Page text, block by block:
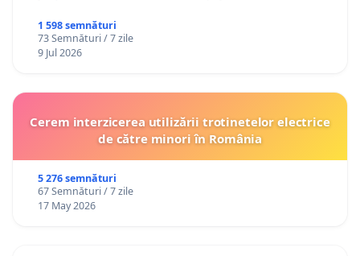
1 598 semnături
73 Semnături / 7 zile
9 Jul 2026
Cerem interzicerea utilizării trotinetelor electrice
de către minori în România
5 276 semnături
67 Semnături / 7 zile
17 May 2026